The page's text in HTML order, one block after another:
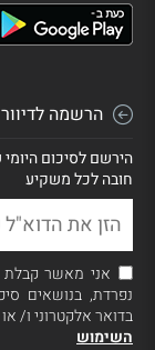
הרשמה לדיוור
הירשם לסיכום היומי
חובה לכל משקיע
אני מאשר קבלת
נפרדת, בנושאים
בדואר אלקטרוני ו/
השימוש